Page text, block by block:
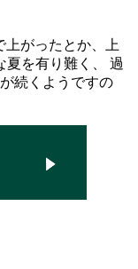
がったとか、上
夏を有り難く、 過
続くようですの